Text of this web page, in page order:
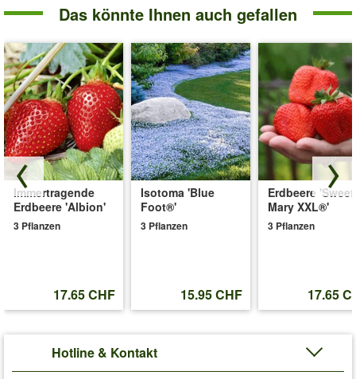
Das könnte Ihnen auch gefallen
Immertragende
Erdbeere 'Albion'
3 Pflanzen
17.65 CHF
Isotoma 'Blue
Foot®'
3 Pflanzen
15.95 CHF
Erdbeere 'Sweet
Mary XXL®'
3 Pflanzen
17.65
Hotline & Kontakt